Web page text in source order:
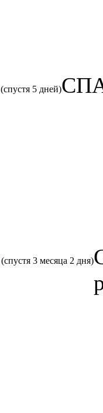
(спустя 5 дней)
(спустя 3 месяца 2 дня)